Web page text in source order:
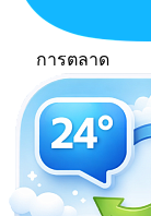
การตลาด